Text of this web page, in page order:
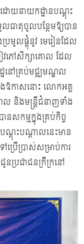
ោយនាយកដ្ឋានបណ្ដុះ
ធាតុចូលបន្ថែមឱ្យបាន
រមូលផ្តុំនូវ មេរៀនដែល
ៀវភៅសិក្សាគោល ដែល
ឋនៅគ្រប់មជ្ឈមណ្ឌល
ឱកាសនោះ លោកអគ្គ
ល និងមន្រ្ដីជំនាញទាំង
សកម្មក្នុងគ្រប់កិច្ច
បណ្ដុះបណ្ដាលនេះមាន
ើប្រាស់សម្រាប់ការ
នប្រជាជនក្រីក្រនៅ